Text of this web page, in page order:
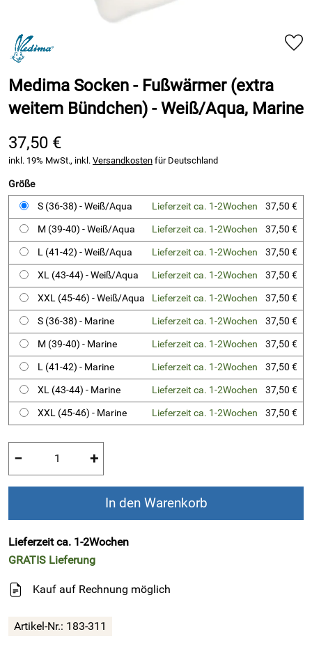
Medima Socken - Fußwärmer (extra
weitem Bündchen) - Weiß/Aqua, Marine
37,50 €
inkl. 19% MwSt., inkl. Versandkosten für Deutschland
Größe
S (36-38) - Weiß/Aqua
Lieferzeit ca. 1-2Wochen
37,50 €
M (39-40) - Weiß/Aqua
Lieferzeit ca. 1-2Wochen
37,50 €
L (41-42) - Weiß/Aqua
Lieferzeit ca. 1-2Wochen
37,50 €
XL (43-44) - Weiß/Aqua
Lieferzeit ca. 1-2Wochen
37,50 €
XXL (45-46) - Weiß/Aqua
Lieferzeit ca. 1-2Wochen
37,50 €
S (36-38) - Marine
Lieferzeit ca. 1-2Wochen
37,50 €
M (39-40) - Marine
Lieferzeit ca. 1-2Wochen
37,50 €
L (41-42) - Marine
Lieferzeit ca. 1-2Wochen
37,50 €
XL (43-44) - Marine
Lieferzeit ca. 1-2Wochen
37,50 €
XXL (45-46) - Marine
Lieferzeit ca. 1-2Wochen 37,50 €
− +
In den Warenkorb
Lieferzeit ca. 1-2Wochen
GRATIS Lieferung
Kauf auf Rechnung möglich
Artikel-Nr.: 183-311